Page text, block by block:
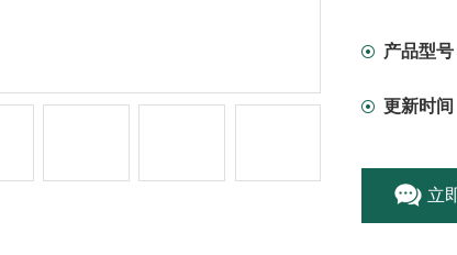
全新的固定
产品型号
更新时间
立